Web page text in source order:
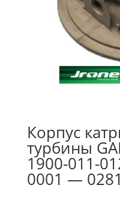
Корпус
турбины
1900-011-
0001 —